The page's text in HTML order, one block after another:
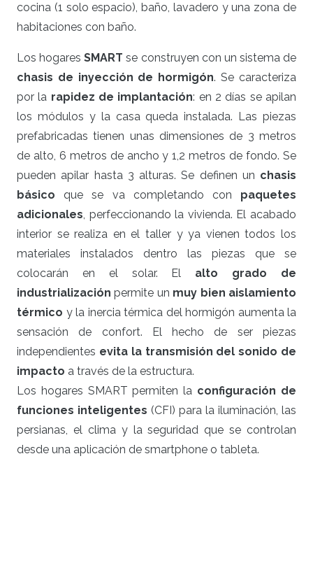
cocina (1 solo espacio), baño, lavadero y una zona de
habitaciones con baño.
Los hogares SMART se construyen con un sistema de
chasis de inyección de hormigón. Se caracteriza
por la rapidez de implantación: en 2 días se apilan
los módulos y la casa queda instalada. Las piezas
prefabricadas tienen unas dimensiones de 3 metros
de alto, 6 metros de ancho y 1,2 metros de fondo. Se
pueden apilar hasta 3 alturas. Se definen un chasis
básico que se va completando con paquetes
adicionales, perfeccionando la vivienda. El acabado
interior se realiza en el taller y ya vienen todos los
materiales instalados dentro las piezas que se
colocarán en el solar. El alto grado de
industrialización permite un muy bien aislamiento
térmico y la inercia térmica del hormigón aumenta la
sensación de confort. El hecho de ser piezas
independientes evita la transmisión del sonido de
impacto a través de la estructura.
Los hogares SMART permiten la configuración de
funciones inteligentes (CFI) para la iluminación, las
persianas, el clima y la seguridad que se controlan
desde una aplicación de smartphone o tableta.